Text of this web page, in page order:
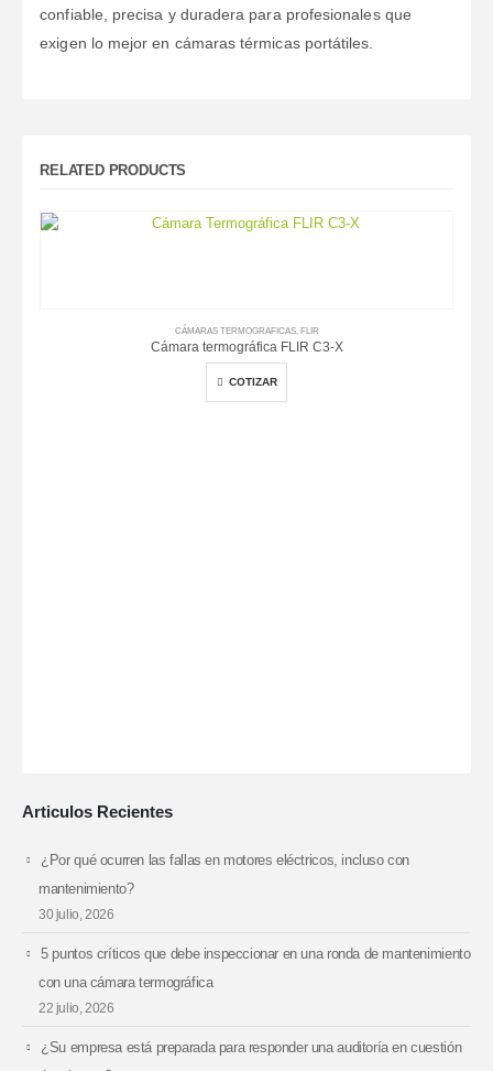
confiable, precisa y duradera para profesionales que
exigen lo mejor en cámaras térmicas portátiles.
RELATED PRODUCTS
CÁMARAS TERMOGRAFICAS, FLIR
Cámara termográfica FLIR C3-X
COTIZAR
Articulos Recientes
¿Por qué ocurren las fallas en motores eléctricos, incluso con
mantenimiento?
30 julio, 2026
5 puntos críticos que debe inspeccionar en una ronda de mantenimiento
con una cámara termográfica
22 julio, 2026
¿Su empresa está preparada para responder una auditoría en cuestión